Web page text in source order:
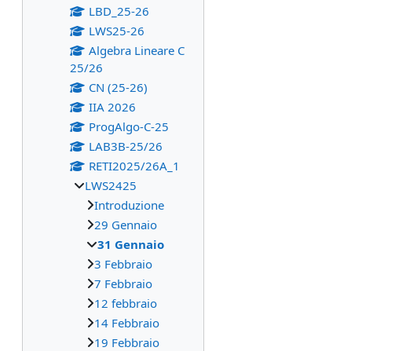
LBD_25-26
LWS25-26
Algebra Lineare C
25/26
CN (25-26)
IIA 2026
ProgAlgo-C-25
LAB3B-25/26
RETI2025/26A_1
LWS2425
Introduzione
29 Gennaio
31 Gennaio
3 Febbraio
7 Febbraio
12 febbraio
14 Febbraio
19 Febbraio